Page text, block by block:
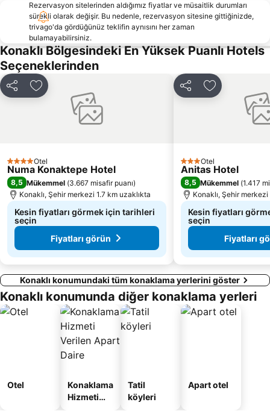
Apollon Tapınağı Side
Tisoyab Titreyengöl
Damlataş Aqua Center
Adventure Park Oyimpinar
Sealanya Yunus Parkı
Alara Kalesi
Dim Barajı
Antalya Tersanesi
Kücük Selale
çağlayan
Atatürk Heykeli
Orfoz
Sapadere Kanyonu Alanya
Oymapinar Baraji
Rezervasyon sitelerinden aldığımız fiyatlar ve müsaitlik durumları
sürekli olarak değişir. Bu nedenle, rezervasyon sitesine gittiğinizde,
trivago'da gördüğünüz teklifin aynısını her zaman
bulamayabilirsiniz.
Konaklı Bölgesindeki En Yüksek Puanlı Hotels
Seçeneklerinden
Paylaş Favorilerime ekle
4 YıldızOtel
Numa Konaktepe Hotel
8,5 Mükemmel (3.667 misafir puanı)
Konaklı, Şehir merkezi 1.7 km uzaklıkta
Kesin fiyatları görmek için tarihleri
seçin
Fiyatları görün
Paylaş Favorilerime
3 Yıldız
Otel
Anitas Hotel
8,5 Mükemmel (1.417
Konaklı, Şehir
Kesin fiyatları
seçin
Fiyatları
Konaklı konumundaki tüm konaklama yerlerini göster
Konaklı konumunda diğer konaklama yerleri
Otel
Konaklama
Hizmeti
Tatil
köyleri
Apart otel